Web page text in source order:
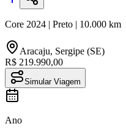
Core 2024 | Preto | 10.000 km
Aracaju, Sergipe (SE)
R$ 219.990,00
Simular Viagem
Ano